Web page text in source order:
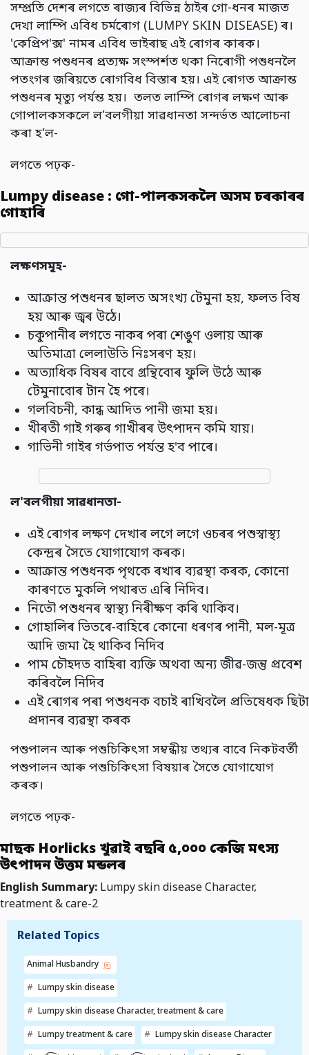
সম্প্ৰতি দেশৰ লগতে ৰাজ্যৰ বিভিন্ন ঠাইৰ গো-ধনৰ মাজত
দেখা লাম্পি এবিধ চৰ্মৰোগ (LUMPY SKIN DISEASE) ৰ।
'কেপ্ৰিপ'ক্স' নামৰ এবিধ ভাইৰাছ এই ৰোগৰ কাৰক।
আক্রান্ত পশুধনৰ প্ৰত্যক্ষ সংস্পৰ্শত থকা নিৰোগী পশুধনলৈ
পতংগৰ জৰিয়তে ৰোগবিধ বিস্তাৰ হয়। এই ৰোগত আক্ৰান্ত
পশুধনৰ মৃত্যু পর্যন্ত হয়। তলত লাম্পি ৰোগৰ লক্ষণ আৰু
গোপালকসকলে ল’বলগীয়া সাৱধানতা সন্দৰ্ভত আলোচনা
কৰা হ’ল-
লগতে পঢ়ক-
Lumpy disease : গো-পালকসকলৈ অসম চৰকাৰৰ
গোহাৰি
লক্ষণসমূহ-
আক্রান্ত পশুধনৰ ছালত অসংখ্য টেমুনা হয়, ফলত বিষ
হয় আৰু জ্বৰ উঠে।
চকুপানীৰ লগতে নাকৰ পৰা শেঙুণ ওলায় আৰু
অতিমাত্ৰা লেলাউতি নিঃসৰণ হয়।
অত্যাধিক বিষৰ বাবে গ্ৰন্থিবোৰ ফুলি উঠে আৰু
টেমুনাবোৰ টান হৈ পৰে।
গলবিচনী, কান্ধ আদিত পানী জমা হয়।
খীৰতী গাই গৰুৰ গাখীৰৰ উৎপাদন কমি যায়।
গাভিনী গাইৰ গৰ্ভপাত পর্যন্ত হ'ব পাৰে।
ল'বলগীয়া সাৱধানতা-
এই ৰোগৰ লক্ষণ দেখাৰ লগে লগে ওচৰৰ পশুস্বাস্থ্য
কেন্দ্ৰৰ সৈতে যোগাযোগ কৰক।
আক্রান্ত পশুধনক পৃথকে ৰখাৰ ব্যৱস্থা কৰক, কোনো
কাৰণতে মুকলি পথাৰত এৰি নিদিব।
নিতৌ পশুধনৰ স্বাস্থ্য নিৰীক্ষণ কৰি থাকিব।
গোহালিৰ ভিতৰে-বাহিৰে কোনো ধৰণৰ পানী, মল-মূত্ৰ
আদি জমা হৈ থাকিব নিদিব
পাম চৌহদত বাহিৰা ব্যক্তি অথবা অন্য জীৱ-জন্তু প্ৰবেশ
কৰিবলৈ নিদিব
এই ৰোগৰ পৰা পশুধনক বচাই ৰাখিবলৈ প্ৰতিষেধক ছিটা
প্ৰদানৰ ব্যৱস্থা কৰক
পশুপালন আৰু পশুচিকিৎসা সম্বন্ধীয় তথ্যৰ বাবে নিকটবর্তী
পশুপালন আৰু পশুচিকিৎসা বিষয়াৰ সৈতে যোগাযোগ
কৰক।
লগতে পঢ়ক-
মাছক Horlicks খুৱাই বছৰি ৫,০০০ কেজি মৎস্য
উৎপাদন উত্তম মন্ডলৰ
English Summary: Lumpy skin disease Character,
treatment & care-2
Related Topics
Animal Husbandry
Lumpy skin disease
Lumpy skin disease Character, treatment & care
Lumpy treatment & care Lumpy skin disease Character